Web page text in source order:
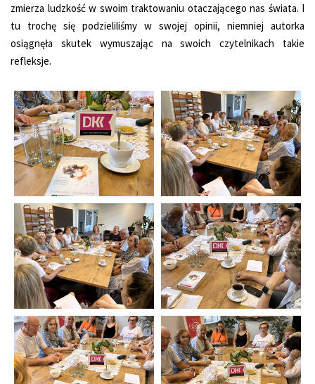
zmierza ludzkość w swoim traktowaniu otaczającego nas świata. I
tu trochę się podzieliliśmy w swojej opinii, niemniej autorka
osiągnęła skutek wymuszając na swoich czytelnikach takie
refleksje.